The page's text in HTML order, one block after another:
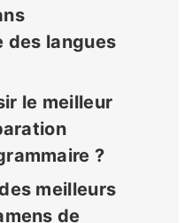
des langues
le meilleur
?
meilleurs
de